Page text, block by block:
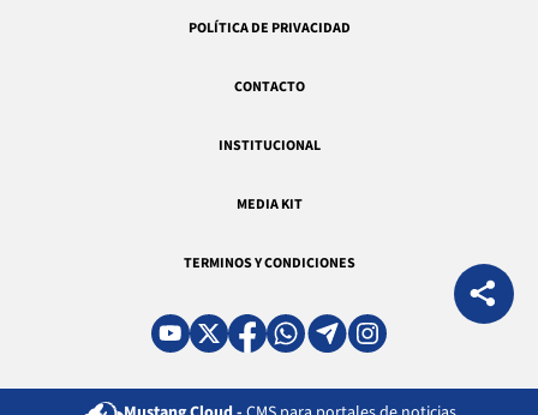
POLÍTICA DE PRIVACIDAD
CONTACTO
INSTITUCIONAL
MEDIA KIT
TERMINOS Y CONDICIONES